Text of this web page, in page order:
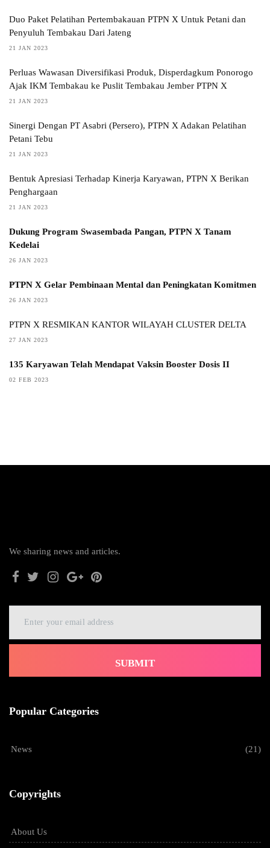
Duo Paket Pelatihan Pertembakauan PTPN X Untuk Petani dan
Penyuluh Tembakau Dari Jateng
21 JAN 2023
Perluas Wawasan Diversifikasi Produk, Disperdagkum Ponorogo
Ajak IKM Tembakau ke Puslit Tembakau Jember PTPN X
21 JAN 2023
Sinergi Dengan PT Asabri (Persero), PTPN X Adakan Pelatihan
Petani Tebu
21 JAN 2023
Bentuk Apresiasi Terhadap Kinerja Karyawan, PTPN X Berikan
Penghargaan
21 JAN 2023
Dukung Program Swasembada Pangan, PTPN X Tanam
Kedelai
26 JAN 2023
PTPN X Gelar Pembinaan Mental dan Peningkatan Komitmen
26 JAN 2023
PTPN X RESMIKAN KANTOR WILAYAH CLUSTER DELTA
27 JAN 2023
135 Karyawan Telah Mendapat Vaksin Booster Dosis II
02 FEB 2023
We sharing news and articles.
SUBMIT
Popular Categories
News (21)
Copyrights
About Us